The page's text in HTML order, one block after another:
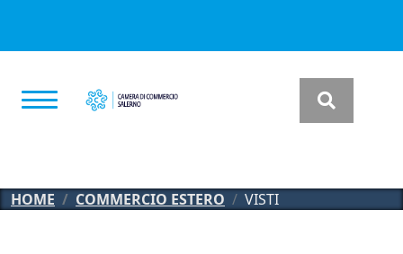
HOME COMMERCIO ESTERO VISTI